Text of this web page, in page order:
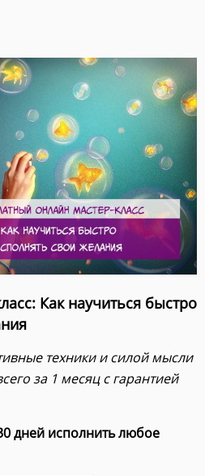
Как научиться быстро
техники и силой мысли
за 1 месяц с гарантией
дней исполнить любое